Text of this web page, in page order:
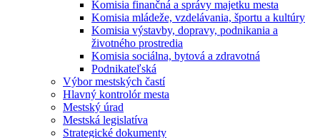
Komisia finančná a správy majetku mesta
Komisia mládeže, vzdelávania, športu a kultúry
Komisia výstavby, dopravy, podnikania a
životného prostredia
Komisia sociálna, bytová a zdravotná
Podnikateľská
Výbor mestských častí
Hlavný kontrolór mesta
Mestský úrad
Mestská legislatíva
Strategické dokumenty